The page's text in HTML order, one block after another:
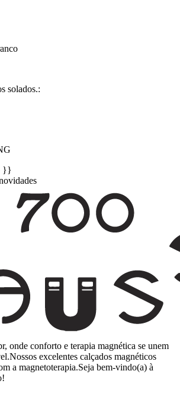
solados.:
}}
onde conforto e terapia magnética se unem
excelentes calçados magnéticos
a magnetoterapia.Seja bem-vindo(a) à